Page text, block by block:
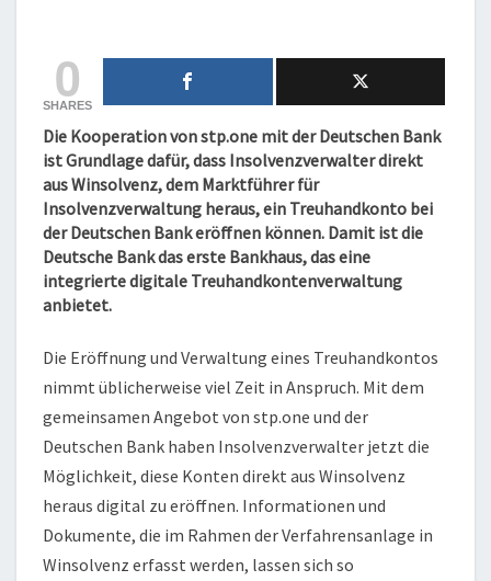
WERDEN
0
SHARES
Die Kooperation von stp.one mit der Deutschen Bank
ist Grundlage dafür, dass Insolvenzverwalter direkt
aus Winsolvenz, dem Marktführer für
Insolvenzverwaltung heraus, ein Treuhandkonto bei
der Deutschen Bank eröffnen können. Damit ist die
Deutsche Bank das erste Bankhaus, das eine
integrierte digitale Treuhandkontenverwaltung
anbietet.
Die Eröffnung und Verwaltung eines Treuhandkontos
nimmt üblicherweise viel Zeit in Anspruch. Mit dem
gemeinsamen Angebot von stp.one und der
Deutschen Bank haben Insolvenzverwalter jetzt die
Möglichkeit, diese Konten direkt aus Winsolvenz
heraus digital zu eröffnen. Informationen und
Dokumente, die im Rahmen der Verfahrensanlage in
Winsolvenz erfasst werden, lassen sich so